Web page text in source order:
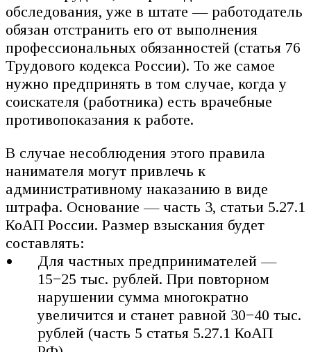
обследования, уже в штате — работодатель
обязан отстранить его от выполнения
профессиональных обязанностей (статья 76
Трудового кодекса России). То же самое
нужно предпринять в том случае, когда у
соискателя (работника) есть врачебные
противопоказания к работе.
В случае несоблюдения этого правила
нанимателя могут привлечь к
административному наказанию в виде
штрафа. Основание — часть 3, статьи 5.27.1
КоАП России. Размер взыскания будет
составлять:
Для частных предпринимателей —
15−25 тыс. рублей. При повторном
нарушении сумма многократно
увеличится и станет равной 30−40 тыс.
рублей (часть 5 статья 5.27.1 КоАП